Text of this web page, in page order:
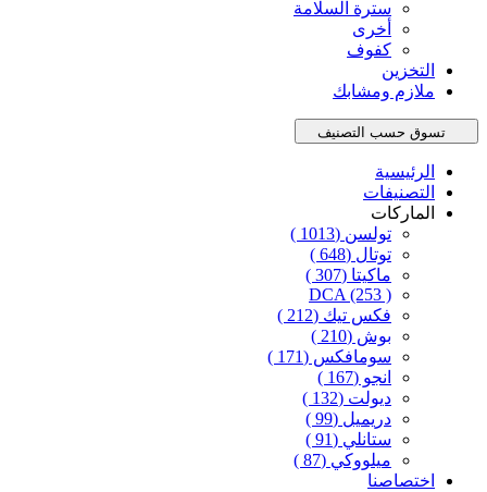
سترة السلامة
أخرى
كفوف
التخزين
ملازم ومشابك
الرئيسية
التصنيفات
الماركات
تولسن (1013 )
توتال (648 )
ماكيتا (307 )
DCA (253 )
فكس تيك (212 )
بوش (210 )
سومافكس (171 )
انجو (167 )
ديولت (132 )
دريميل (99 )
ستانلي (91 )
ميلووكي (87 )
اختصاصنا